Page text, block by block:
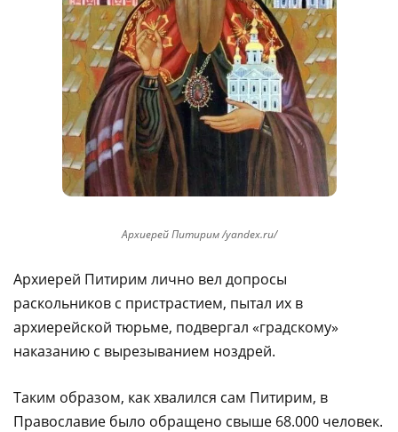
Архиерей Питирим /yandex.ru/
Архиерей Питирим лично вел допросы
раскольников с пристрастием, пытал их в
архиерейской тюрьме, подвергал «градскому»
наказанию с вырезыванием ноздрей.
Таким образом, как хвалился сам Питирим, в
Православие было обращено свыше 68.000 человек.